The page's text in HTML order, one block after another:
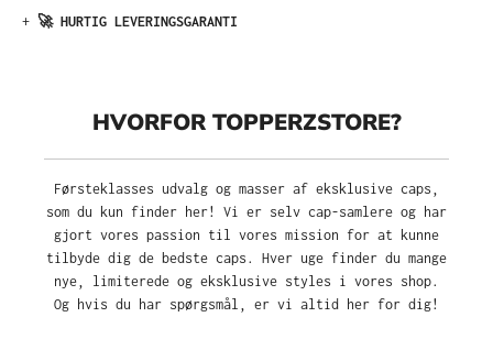
+ 🚀 HURTIG LEVERINGSGARANTI
HVORFOR TOPPERZSTORE?
Førsteklasses udvalg og masser af eksklusive caps,
som du kun finder her! Vi er selv cap-samlere og har
gjort vores passion til vores mission for at kunne
tilbyde dig de bedste caps. Hver uge finder du mange
nye, limiterede og eksklusive styles i vores shop.
Og hvis du har spørgsmål, er vi altid her for dig!